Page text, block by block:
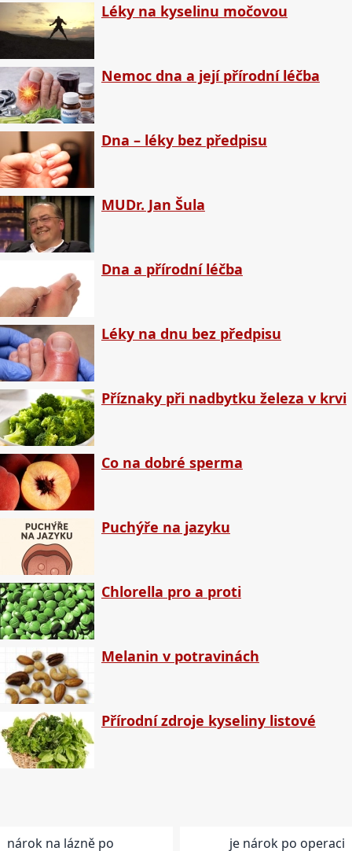
Léky na kyselinu močovou
Nemoc dna a její přírodní léčba
Dna – léky bez předpisu
MUDr. Jan Šula
Dna a přírodní léčba
Léky na dnu bez předpisu
Příznaky při nadbytku železa v krvi
Co na dobré sperma
Puchýře na jazyku
Chlorella pro a proti
Melanin v potravinách
Přírodní zdroje kyseliny listové
nárok na lázně po je nárok po operaci